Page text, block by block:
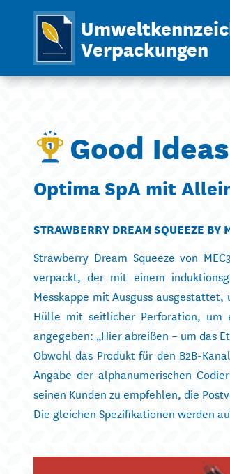
Verpackungen
Good Ideas
Optima SpA mit
STRAWBERRY DREAM SQUEEZE BY
Strawberry Dream Squeeze von
verpackt, der mit einem
Messkappe mit Ausguss
Hülle mit seitlicher Perforation, um
angegeben: „Hier abreißen – um das
Obwohl das Produkt für den B2B-
Angabe der alphanumerischen
seinen Kunden zu empfehlen, die
Die gleichen Spezifikationen werden